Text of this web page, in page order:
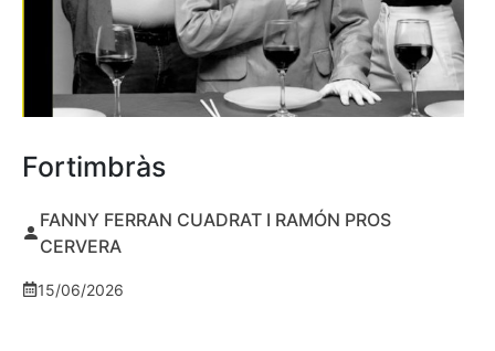
Fortimbràs
FANNY FERRAN CUADRAT I RAMÓN PROS
CERVERA
15/06/2026